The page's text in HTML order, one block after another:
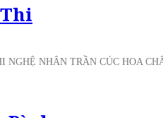
NGHỆ NHÂN TRẦN CÚC HOA